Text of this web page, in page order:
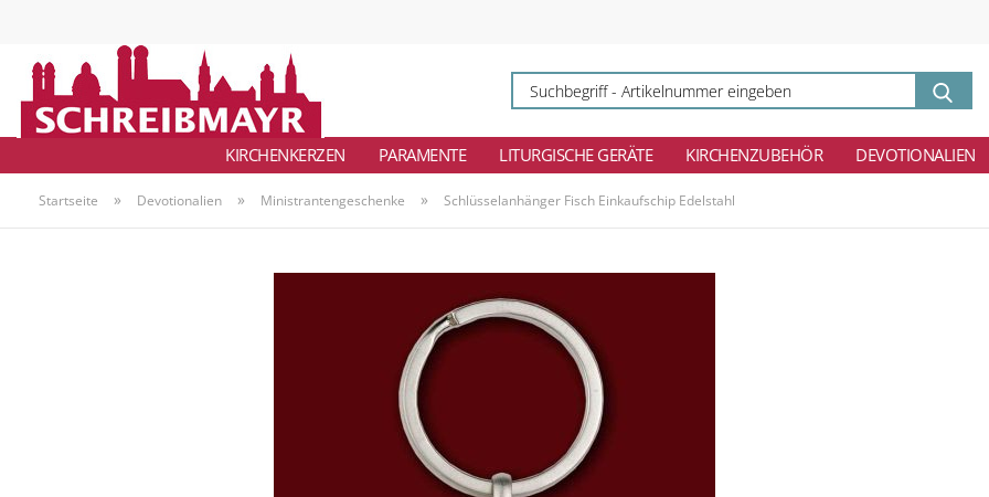
KIRCHENKERZEN PARAMENTE LITURGISCHE GERÄTE KIRCHENZUBEHÖR DEVOTIONALIEN
Startseite » Devotionalien » Ministrantengeschenke » Schlüsselanhänger Fisch Einkaufschip Edelstahl